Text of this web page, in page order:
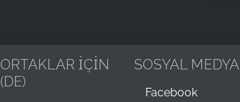
ORTAKLAR İÇİN
(DE)
SOSYAL MEDYA
Facebook